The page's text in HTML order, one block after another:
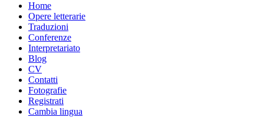
Home
Opere letterarie
Traduzioni
Conferenze
Interpretariato
Blog
CV
Contatti
Fotografie
Registrati
Cambia lingua